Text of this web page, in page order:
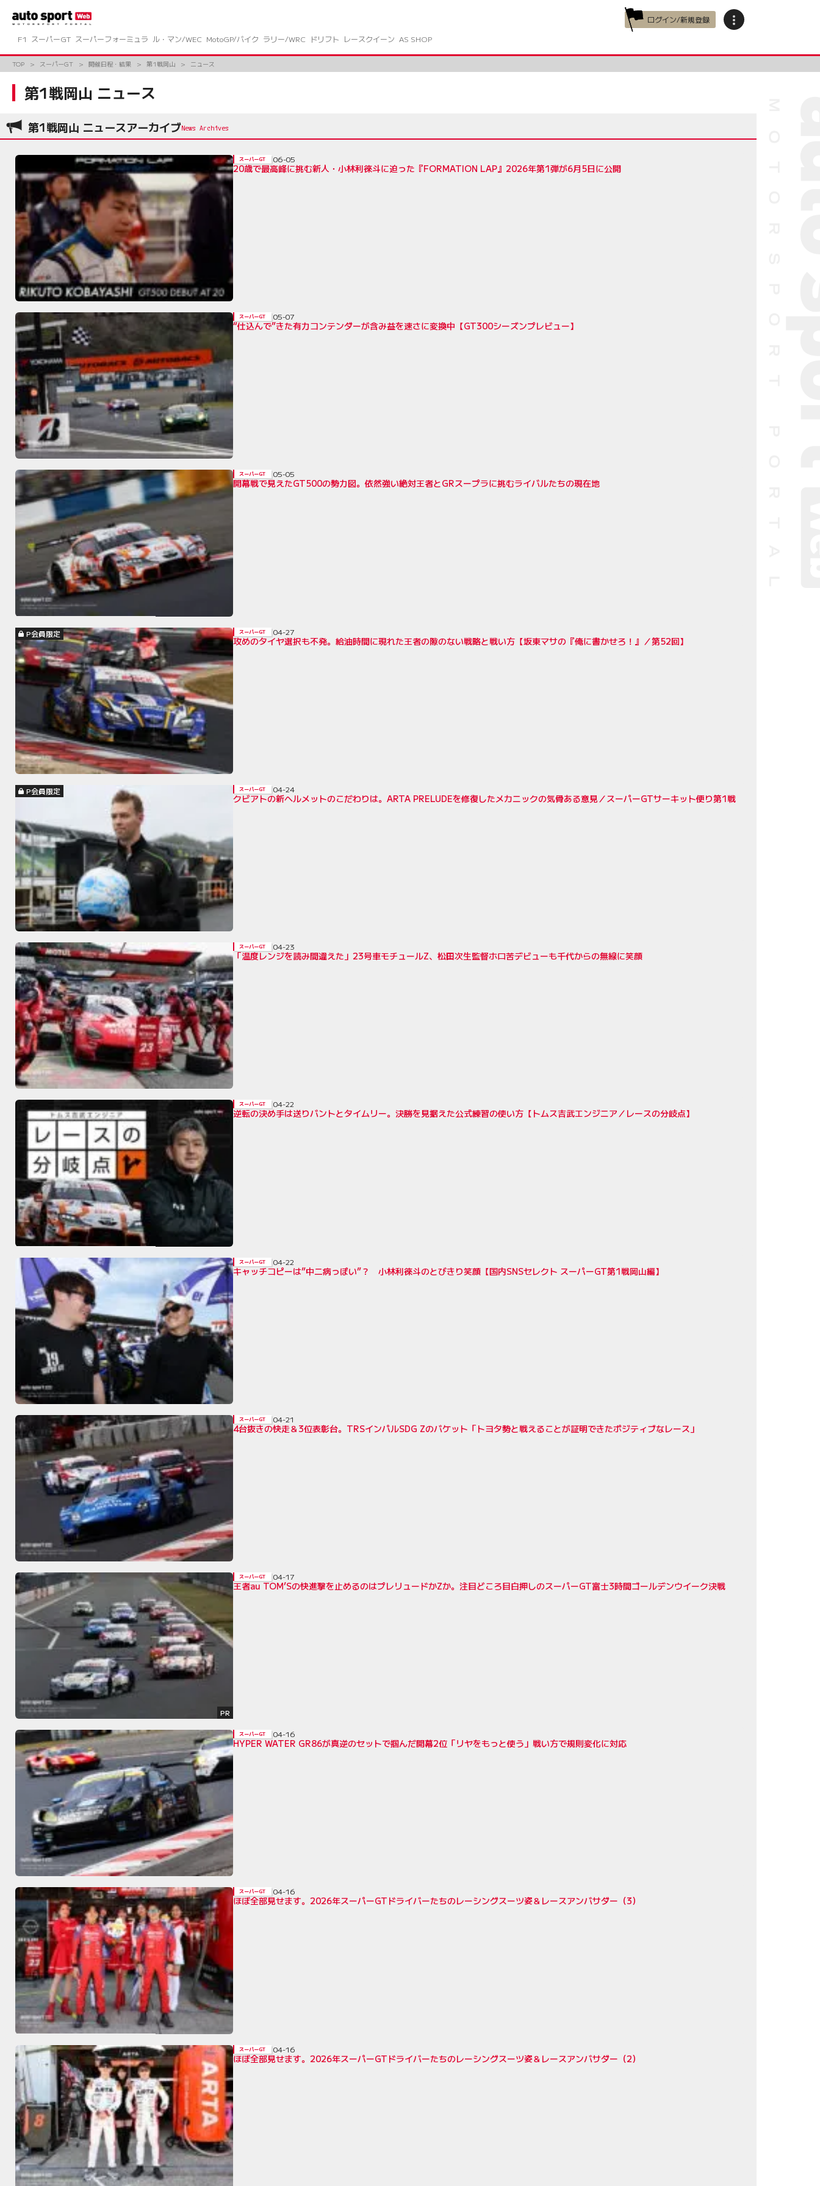
ツ
ス
ログイン/新規登録
F1
スーパーGT スーパーフォーミュラ ル・マン/WEC MotoGP/バイク ラリー/WRC ドリフト レースクイーン AS SHOP
TOP スーパーGT 開催日程・結果 第1戦岡山 ニュース
第1戦岡山 ニュース
第1戦岡山 ニュースアーカイブ
20歳で最高峰に挑む新人・小林利徠斗に迫った『FORMATION LAP』2026年第1弾が6月5日に公開
スーパーGT 06-05
“仕込んで”きた有力コンテンダーが含み益を速さに変換中【GT300シーズンプレビュー】
スーパーGT 05-07
開幕戦で見えたGT500の勢力図。依然強い絶対王者とGRスープラに挑むライバルたちの現在地
スーパーGT 05-05
P会員限定
攻めのタイヤ選択も不発。給油時間に現れた王者の隙のない戦略と戦い方【坂東マサの『俺に書かせろ！』／第52回】
スーパーGT 04-27
P会員限定
クビアトの新ヘルメットのこだわりは。ARTA PRELUDEを修復したメカニックの気骨ある意見／スーパーGTサーキット便り第1戦
スーパーGT 04-24
「温度レンジを読み間違えた」23号車モチュールZ、松田次生監督ホロ苦デビューも千代からの無線に笑顔
スーパーGT 04-23
逆転の決め手は送りバントとタイムリー。決勝を見据えた公式練習の使い方【トムス吉武エンジニア／レースの分岐点】
スーパーGT 04-22
キャッチコピーは”中二病っぽい”？ 小林利徠斗のとびきり笑顔【国内SNSセレクト スーパーGT第1戦岡山編】
スーパーGT 04-22
4台抜きの快走＆3位表彰台。TRSインパルSDG Zのバケット「トヨタ勢と戦えることが証明できたポジティブなレース」
スーパーGT 04-21
PR
王者au TOM’Sの快進撃を止めるのはプレリュードかZか。注目どころ目白押しのスーパーGT富士3時間ゴールデンウイーク決戦
スーパーGT 04-17
HYPER WATER GR86が真逆のセットで掴んだ開幕2位「リヤをもっと使う」戦い方で規則変化に対応
スーパーGT 04-16
ほぼ全部見せます。2026年スーパーGTドライバーたちのレーシングスーツ姿＆レースアンバサダー（3）
スーパーGT 04-16
ほぼ全部見せます。2026年スーパーGTドライバーたちのレーシングスーツ姿＆レースアンバサダー（2）
スーパーGT 04-16